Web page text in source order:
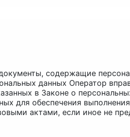
содержащие
данных Оператор
в Законе о
для обеспечения
актами, если иное не